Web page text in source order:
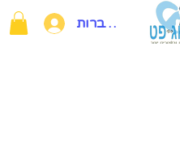
להתחברות